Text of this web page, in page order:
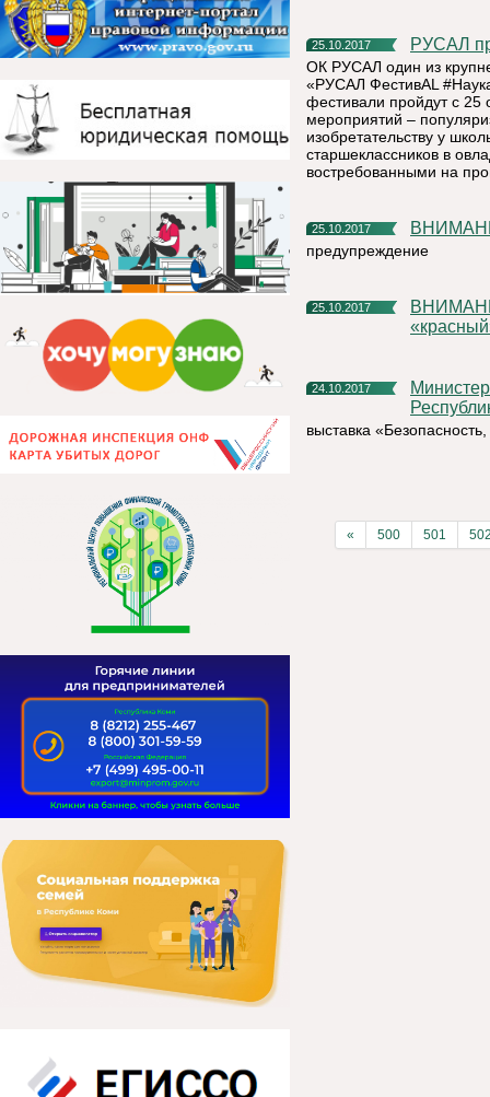
25.10.2017 РУСАЛ
ОК РУСАЛ один из
«РУСАЛ ФестивАL
фестивали пройдут с 25
мероприятий –
изобретательству у
старшеклассников в
востребованными на
25.10.2017
предупреждение
25.10.2017
ВНИМАНИЕ!!! По тренировке Установлен критический
24.10.2017
Министерство труда, занятости и социальной защиты
выставка
« 500 501